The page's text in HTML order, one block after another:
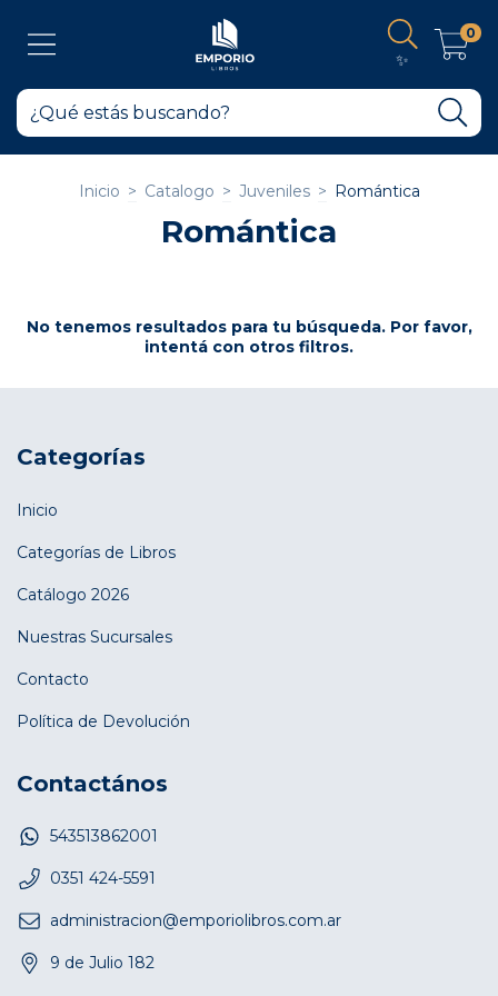
✨
0
Inicio > Catalogo > Juveniles > Romántica
Romántica
No tenemos resultados para tu búsqueda. Por favor,
intentá con otros filtros.
Categorías
Inicio
Categorías de Libros
Catálogo 2026
Nuestras Sucursales
Contacto
Política de Devolución
Contactános
543513862001
0351 424-5591
administracion@emporiolibros.com.ar
9 de Julio 182